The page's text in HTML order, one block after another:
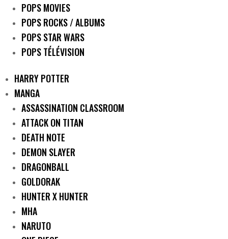
POPS MOVIES
POPS ROCKS / ALBUMS
POPS STAR WARS
POPS TÉLÉVISION
HARRY POTTER
MANGA
ASSASSINATION CLASSROOM
ATTACK ON TITAN
DEATH NOTE
DEMON SLAYER
DRAGONBALL
GOLDORAK
HUNTER X HUNTER
MHA
NARUTO